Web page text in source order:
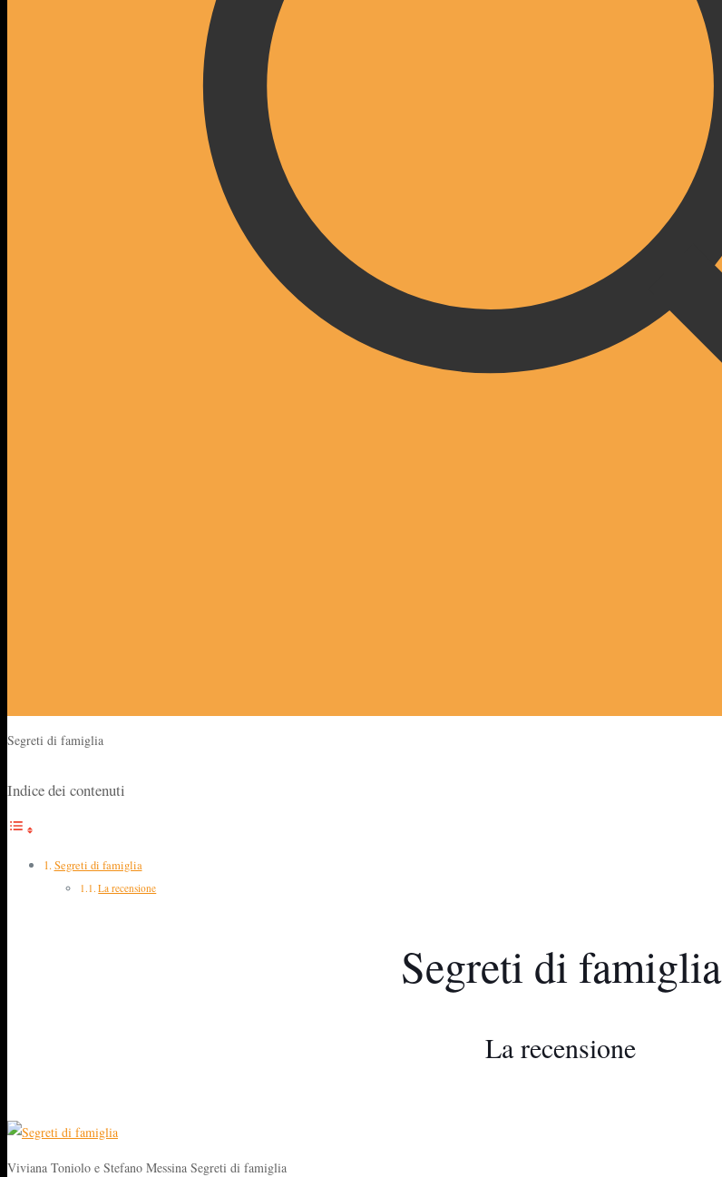
Segreti di famiglia
Indice dei contenuti
Segreti di famiglia
La recensione
Segreti di famiglia
La recensione
Viviana Toniolo e Stefano Messina Segreti di famiglia